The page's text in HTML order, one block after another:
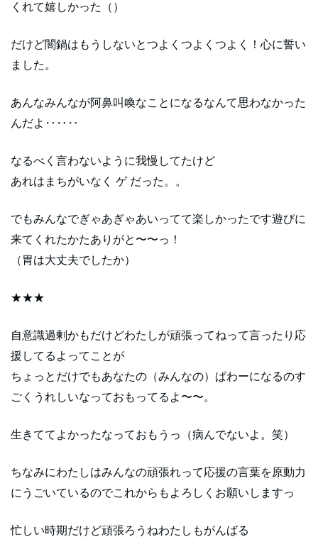
くれて嬉しかった（）
だけど闇鍋はもうしないとつよくつよくつよく！心に誓い
ました。
あんなみんなが阿鼻叫喚なことになるなんて思わなかった
んだよ‥‥‥
なるべく言わないように我慢してたけど
あれはまちがいなく ゲ だった。。
でもみんなでぎゃあぎゃあいってて楽しかったです遊びに
来てくれたかたありがと〜〜っ！
（胃は大丈夫でしたか）
★★★
自意識過剰かもだけどわたしが頑張ってねって言ったり応
援してるよってことが
ちょっとだけでもあなたの（みんなの）ぱわーになるのす
ごくうれしいなっておもってるよ〜〜。
生きててよかったなっておもうっ（病んでないよ。笑）
ちなみにわたしはみんなの頑張れって応援の言葉を原動力
にうごいているのでこれからもよろしくお願いしますっ
忙しい時期だけど頑張ろうねわたしもがんばる